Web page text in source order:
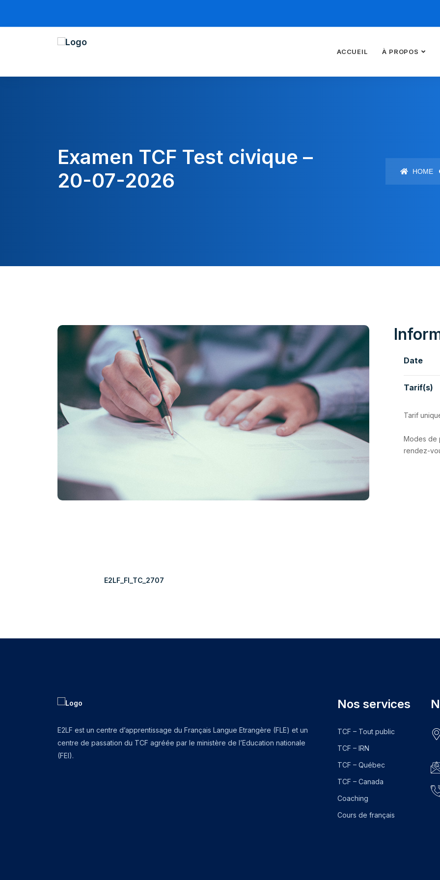
ACCUEIL À PROPOS
Examen TCF Test civique –
20-07-2026
HOME
Date
Tarif(s)
Tarif
Modes de
rendez-
E2LF_FI_TC_2707
✅
Votre fiche vous a également été envoyé par email.
Revenir À La Page D'accueil
E2LF est un centre d’apprentissage du Français Langue Etrangère (FLE) et un
centre de passation du TCF agréée par le ministère de l’Education nationale
(FEI).
Nos services
TCF – Tout public
TCF – IRN
TCF – Québec
TCF – Canada
Coaching
Cours de français